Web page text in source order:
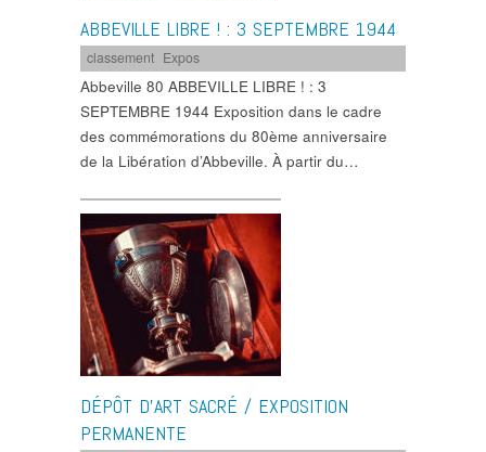
ABBEVILLE LIBRE ! : 3 SEPTEMBRE 1944
classement Expos
Abbeville 80 ABBEVILLE LIBRE ! : 3
SEPTEMBRE 1944 Exposition dans le cadre
des commémorations du 80ème anniversaire
de la Libération d’Abbeville. À partir du…
DÉPÔT D’ART SACRÉ / EXPOSITION
PERMANENTE